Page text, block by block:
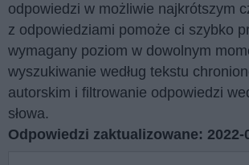
odpowiedzi w możliwie najkrótszym
z odpowiedziami pomoże ci szybko
wymagany poziom w dowolnym
wyszukiwanie według tekstu
autorskim i filtrowanie odpowiedzi
słowa.
Odpowiedzi zaktualizowane: 2022-